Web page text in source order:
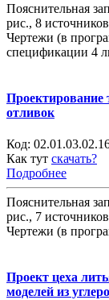
Пояснительная
рис., 8
Чертежи (в
спецификации 4
Проектирование
отливок
Код:
Как тут скачать?
Подробнее
Пояснительная
рис., 7
Чертежи (в
Проект цеха
моделей из